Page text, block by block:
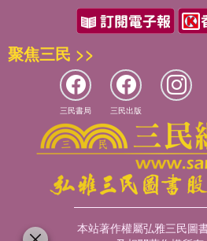
聚焦三民 >>
三民書局 三民出版
本站著作權屬弘雅三民圖